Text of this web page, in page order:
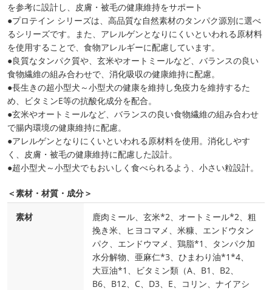
を参考に設計し、皮膚・被毛の健康維持をサポート
●プロテイン シリーズは、高品質な自然素材のタンパク源別に選べ
るシリーズです。また、アレルゲンとなりにくいといわれる原材料
を使用することで、食物アレルギーに配慮しています。
●良質なタンパク質や、玄米やオートミールなど、バランスの良い
食物繊維の組み合わせで、消化吸収の健康維持に配慮。
●長生きの超小型犬～小型犬の健康を維持し免疫力を維持するた
め、ビタミンE等の抗酸化成分を配合。
●玄米やオートミールなど、バランスの良い食物繊維の組み合わせ
で腸内環境の健康維持に配慮。
●アレルゲンとなりにくいといわれる原材料を使用。消化しやす
く、皮膚・被毛の健康維持に配慮した設計。
●超小型犬～小型犬でもおいしく食べられるよう、小さい粒設計。
＜素材・材質・成分＞
素材
鹿肉ミール、玄米*2、オートミール*2、粗
挽き米、ヒヨコマメ、米糠、エンドウタン
パク、エンドウマメ、鶏脂*1、タンパク加
水分解物、亜麻仁*3、ひまわり油*1*4、
大豆油*1、ビタミン類（A、B1、B2、
B6、B12、C、D3、E、コリン、ナイアシ